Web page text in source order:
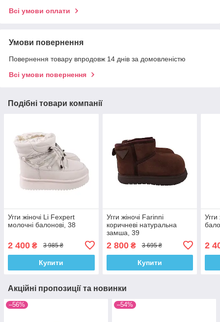
Всі умови оплати
Умови повернення
Повернення товару впродовж 14 днів за домовленістю
Всі умови повернення
Подібні товари компанії
Угги жіночі Li Fexpert
молочні балонові, 38
2 400 ₴ 3 985 ₴
Купити
Угги жіночі Farinni
коричневі натуральна
замша, 39
2 800₴ 3 695 ₴
Купити
Угги
2
Акційні пропозиції та новинки
–56% –54%